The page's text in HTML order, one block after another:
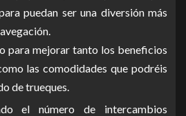
puedan ser una diversión más
para mejorar tanto los beneficios
las comodidades que podréis
de trueques.
el número de intercambios